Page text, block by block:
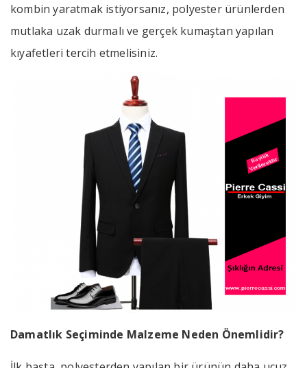
kombin yaratmak istiyorsanız, polyester ürünlerden
mutlaka uzak durmalı ve gerçek kumaştan yapılan
kıyafetleri tercih etmelisiniz.
Damatlık Seçiminde Malzeme Neden Önemlidir?